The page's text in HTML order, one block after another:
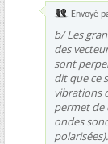
Envoyé
b/ Les
des
sont
dit que ce
vibrations
permet de
ondes
polarisées).